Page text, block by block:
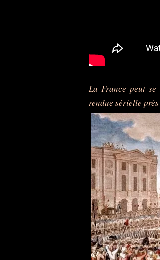
La France peut
rendue sérielle